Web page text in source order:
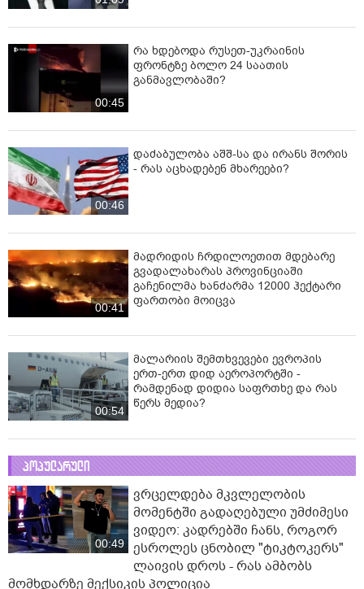
00:45
რა ხდებოდა რუსეთ-უკრაინის
ფრონტზე ბოლო 24 საათის
განმავლობაში?
00:46
დაძაბულობა აშშ-სა და ირანს შორის
- რას აცხადებენ მხარეები?
00:41
მადრიდის ჩრდილოეთით მდებარე
გვადალახარას პროვინციაში
გაჩენილმა ხანძარმა 12000 ჰექტარი
ფართობი მოიცვა
00:54
მალარიის შემთხვევები ევროპის
ერთ-ერთ დიდ აეროპორტში -
რამდენად დიდია საფრთხე და რას
წერს მედია?
პოპულარული
00:49
ვრცელდება მკვლელობის
მომენტში გადაღებული უმძიმესი
ვიდეო: კადრებში ჩანს, როგორ
ესროლეს ცნობილ "ტიკტოკერს"
ლაივის დროს - რას ამბობს
მომხდარზე მექსიკის პოლიცია